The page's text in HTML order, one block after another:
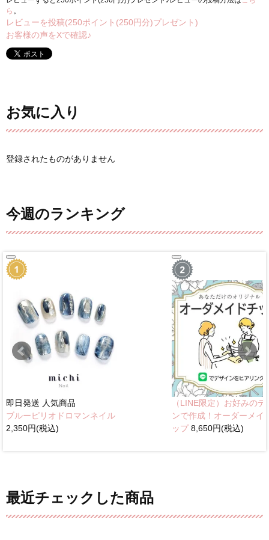
ら 。
レビューを投稿(250ポイント(250円分)プレゼント)
お客様の声をXで確認♪
お気に入り
登録されたものがありません
今週のランキング
即日発送 人気商品
ブルーピリオドロマンネイル
2,350円(税込)
（LINE限定）お好みのデ
ンで作成！オーダーメイ
ップ8,650円(税込)
最近チェックした商品